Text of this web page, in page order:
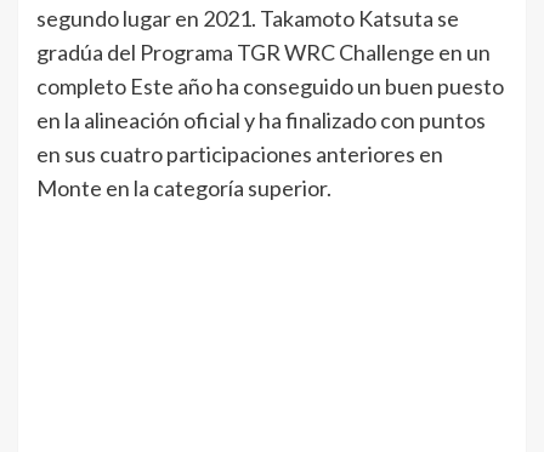
segundo lugar en 2021. Takamoto Katsuta se
gradúa del Programa TGR WRC Challenge en un
completo Este año ha conseguido un buen puesto
en la alineación oficial y ha finalizado con puntos
en sus cuatro participaciones anteriores en
Monte en la categoría superior.